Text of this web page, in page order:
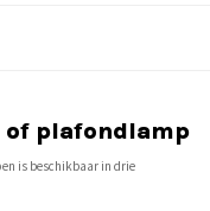
of plafondlamp
is beschikbaar in drie